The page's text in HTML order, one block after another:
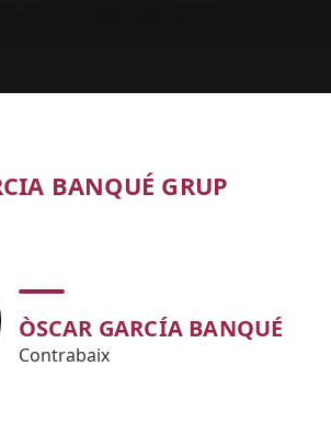
BANQUÉ GRUP
ÒSCAR GARCÍA BANQUÉ
Contrabaix